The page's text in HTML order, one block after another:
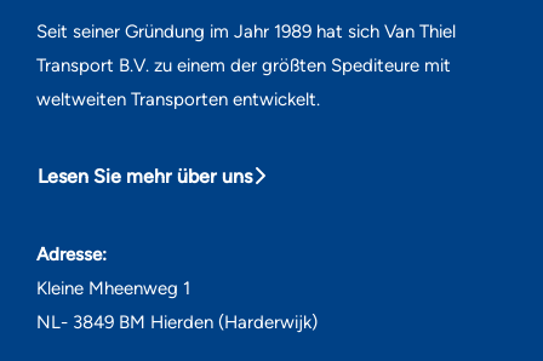
Seit seiner Gründung im Jahr 1989 hat sich Van Thiel
Transport B.V. zu einem der größten Spediteure mit
weltweiten Transporten entwickelt.
Lesen Sie mehr über uns
Adresse:
Kleine Mheenweg 1
NL- 3849 BM Hierden (Harderwijk)